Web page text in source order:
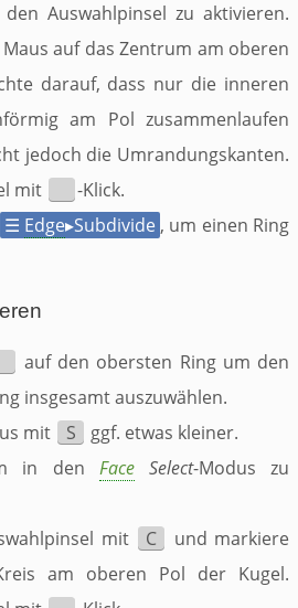
Auswahlpinsel zu aktivieren.
auf das Zentrum am oberen
darauf, dass nur die inneren
am Pol zusammenlaufen
jedoch die Umrandungskanten.
mit
-Klick.
☰ Edge▸Subdivide , um einen Ring
auf den obersten Ring um den
insgesamt auszuwählen.
mit
S
ggf. etwas kleiner.
in den FaceSelect-Modus zu
mit
C
und markiere
am oberen Pol der Kugel.